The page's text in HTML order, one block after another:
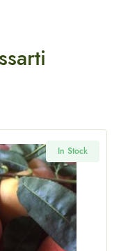
In Stock